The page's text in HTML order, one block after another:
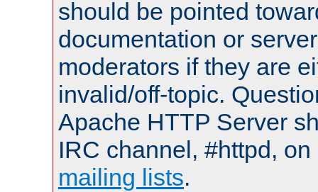
should be pointed
documentation or
moderators if they are
invalid/off-topic.
Apache HTTP Server
IRC channel, #httpd,
mailing lists.